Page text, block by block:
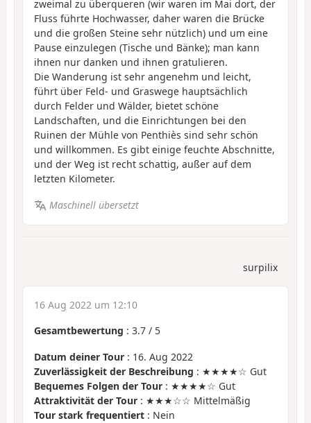
zweimal zu überqueren (wir waren im Mai dort, der
Fluss führte Hochwasser, daher waren die Brücke
und die großen Steine sehr nützlich) und um eine
Pause einzulegen (Tische und Bänke); man kann
ihnen nur danken und ihnen gratulieren.
Die Wanderung ist sehr angenehm und leicht,
führt über Feld- und Graswege hauptsächlich
durch Felder und Wälder, bietet schöne
Landschaften, und die Einrichtungen bei den
Ruinen der Mühle von Penthiès sind sehr schön
und willkommen. Es gibt einige feuchte Abschnitte,
und der Weg ist recht schattig, außer auf dem
letzten Kilometer.
Maschinell übersetzt
surpilix
16 Aug 2022 um 12:10
Gesamtbewertung : 3.7 / 5
Datum deiner Tour : 16. Aug 2022
Zuverlässigkeit der Beschreibung : ★★★★☆ Gut
Bequemes Folgen der Tour : ★★★★☆ Gut
Attraktivität der Tour : ★★★☆☆ Mittelmäßig
Tour stark frequentiert : Nein